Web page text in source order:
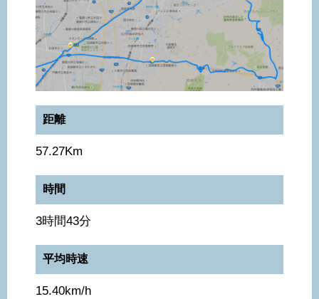
距離
57.27Km
時間
3時間43分
平均時速
15.40km/h